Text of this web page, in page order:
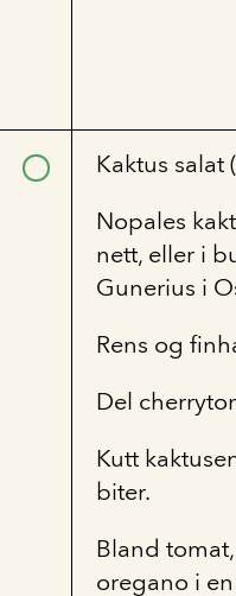
Kaktus salat
Nopales
nett, eller i
Gunerius i
Rens og
Del
Kutt
biter.
Bland
oregano i